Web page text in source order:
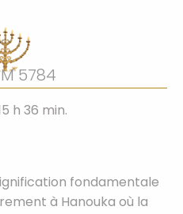
5784
h 36 min.
fondamentale
à Hanouka où la